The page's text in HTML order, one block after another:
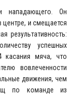
нападающего. Он
центре, и смещается
результативность:
успешных
касания мяча, что
вовлеченности
движения, чем
по команде из